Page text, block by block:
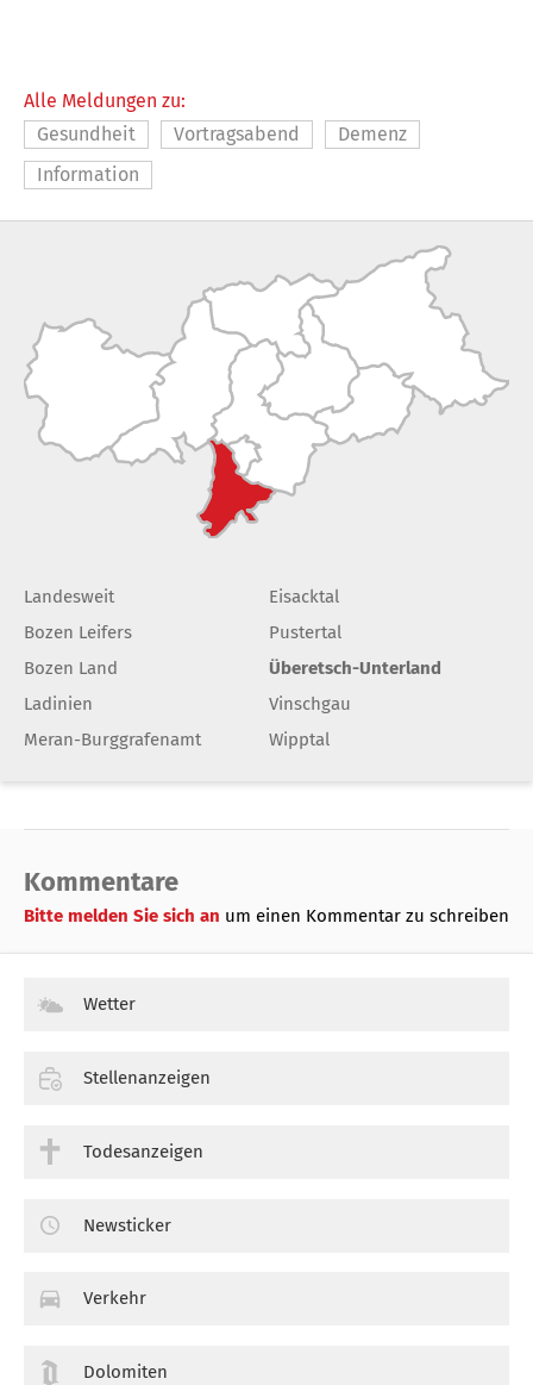
Alle Meldungen zu:
Gesundheit
Vortragsabend
Demenz
Information
Landesweit
Bozen Leifers
Bozen Land
Ladinien
Meran-Burggrafenamt
Eisacktal
Pustertal
Überetsch-Unterland
Vinschgau
Wipptal
Kommentare
Bitte melden Sie sich an um einen Kommentar zu schreiben
Wetter
Stellenanzeigen
Todesanzeigen
Newsticker
Verkehr
Dolomiten